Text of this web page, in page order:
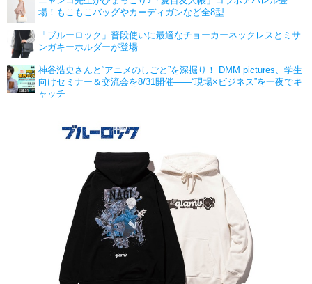
場！もこもこバッグやカーディガンなど全8型
「ブルーロック」普段使いに最適なチョーカーネックレスとミサ
ンガキーホルダーが登場
神谷浩史さんと“アニメのしごと”を深掘り！ DMM pictures、学生
向けセミナー＆交流会を8/31開催――“現場×ビジネス”を一夜でキ
ャッチ